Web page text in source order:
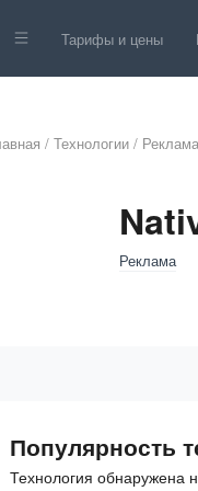
Тарифы и цены
/ Технологии / Реклама
Реклама
Популярность
Технология обнаружена